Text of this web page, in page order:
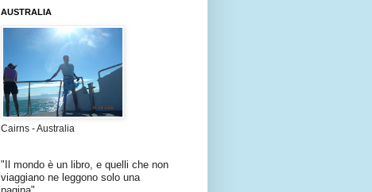
AUSTRALIA
Cairns - Australia
"Il mondo è un libro e quelli che non
viaggiano ne leggono solo una